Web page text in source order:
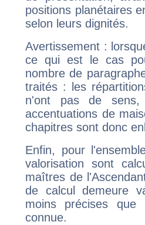
positions planétaires
selon leurs dignités.
Avertissement :
ce qui est le cas
nombre de
traités : les
n'ont pas de sens,
accentuations de
chapitres sont donc
Enfin, pour
valorisation sont
maîtres de
de calcul demeure
moins précises que
connue.